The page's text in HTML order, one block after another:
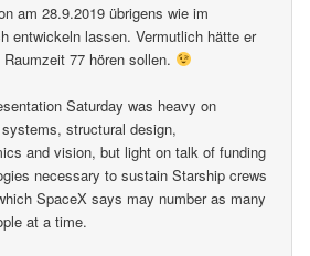
am 28.9.2019 übrigens wie im
entwickeln lassen. Vermutlich hätte er
77 hören sollen.
Saturday was heavy on
structural design,
and vision, but light on talk of funding
necessary to sustain Starship crews
SpaceX says may number as many
at a time.